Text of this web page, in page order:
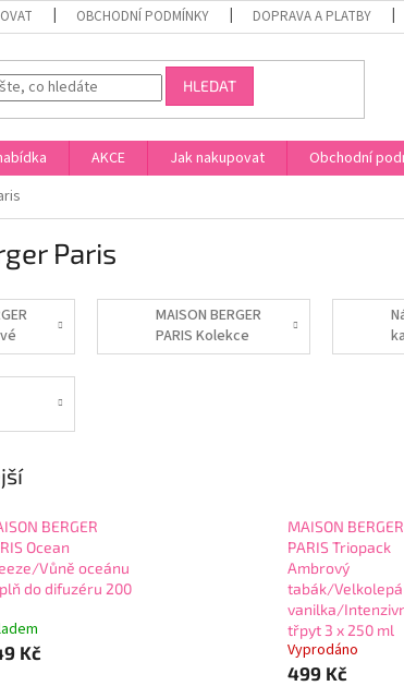
OBCHODNÍ PODMÍNKY DOPRAVA A PLATBY
HLEDAT
AKCE Jak nakupovat Obchodní
Paris
MAISON BERGER
PARIS Kolekce
Lolita Lempicka
BERGER
Ocean
Vůně oceánu
do difuzéru 200
Kč
MAISON BERGER
PARIS Triopack
Ambrový
tabák/Velkolepá
vanilka/
třpyt 3 x 250 ml
Vyprodáno
499 Kč